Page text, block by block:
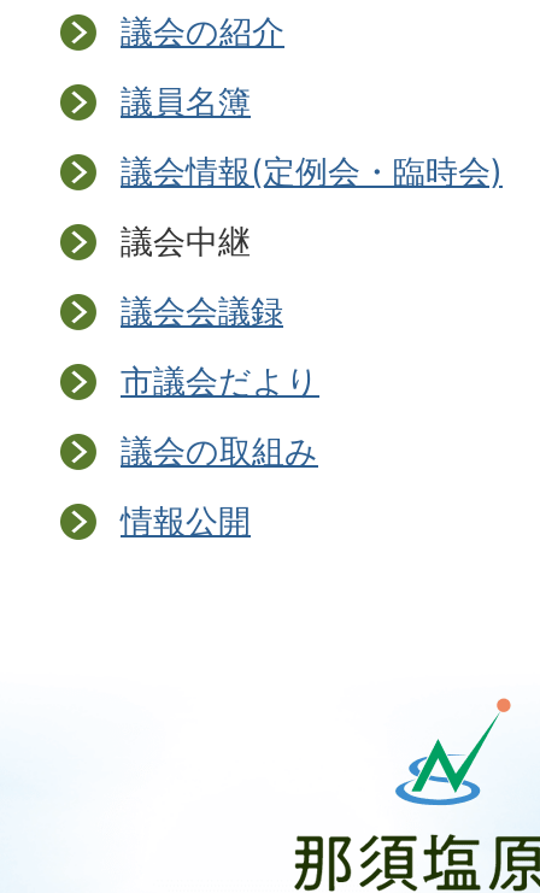
議会の紹介
議員名簿
議会情報(定例会・臨時会)
議会中継
議会会議録
市議会だより
議会の取組み
情報公開
原